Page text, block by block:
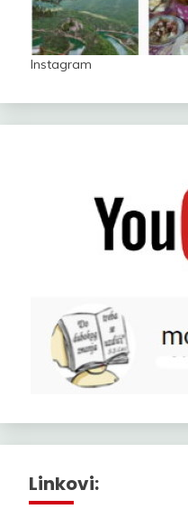
Instagram
Linkovi: